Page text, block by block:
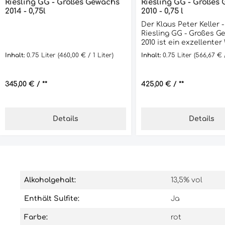
Riesling GG - Großes Gewächs
2014 - 0,75l
Inhalt:0.75 Liter(460,00 € / 1 Liter)
Regulärer Preis:
345,00 € / **
Details
Riesling GG - Großes
2010 - 0,75 l
Der Klaus Peter Keller
Riesling GG - Großes
2010 ist ein exzellenter
aus Deutschland, der
renommierten Abts E
Riesling-Trauben
ein Wein von
Säure, begleitet von
eleganten Abgang. Dieser
Begleiter zu feinen
Inhalt: 0.75 Liter (566,67 €
Regulärer Preis:
425,00 € / **
Details
Alkoholgehalt: 13,5% vol
Enthält Sulfite: Ja
Farbe: rot